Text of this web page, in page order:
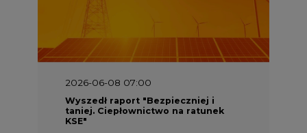
Wyszedł raport „Przez gaz do OZE.
Dekarbonizacja ciepłownictwa